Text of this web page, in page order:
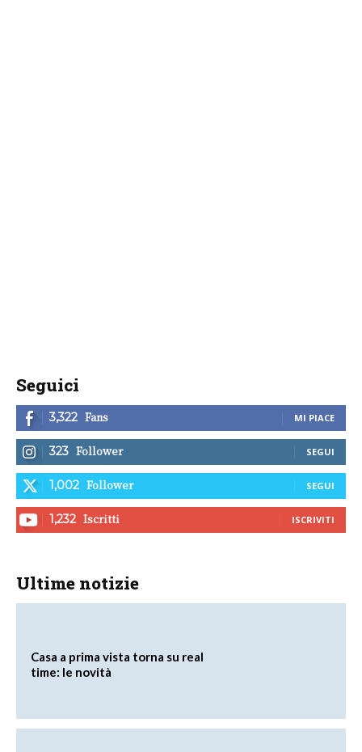
Seguici
3,322 Fans MI PIACE
323 Follower SEGUI
1,002 Follower SEGUI
1,232 Iscritti ISCRIVITI
Ultime notizie
Casa a prima vista torna su real
time: le novità